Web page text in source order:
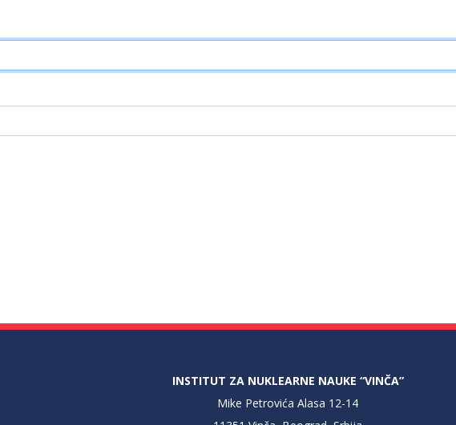
INSTITUT ZA NUKLEARNE NAUKE “VINČA”
Mike Petrovića Alasa 12-14